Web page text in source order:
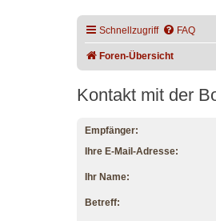
Schnellzugriff FAQ
Foren-Übersicht
Kontakt mit der
Empfänger:
Ihre E-Mail-Adresse:
Ihr Name:
Betreff: